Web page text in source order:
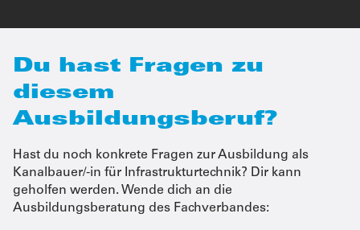
Du hast Fragen zu
diesem
Ausbildungsberuf?
Hast du noch konkrete Fragen zur Ausbildung als
Kanalbauer/-in für Infrastrukturtechnik? Dir kann
geholfen werden. Wende dich an die
Ausbildungsberatung des Fachverbandes: